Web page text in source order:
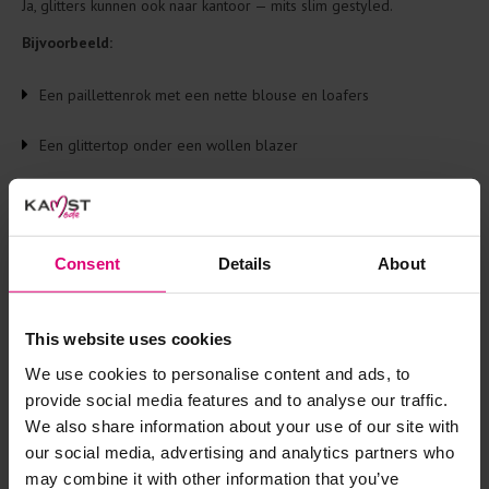
Consent Details About
This website uses cookies
We use cookies to personalise content and ads, to
provide social media features and to analyse our traffic.
We also share information about your use of our site with
our social media, advertising and analytics partners who
may combine it with other information that you’ve
Ja, glitters kunnen ook naar kantoor — mits slim gestyled.
Bijvoorbeeld:
Een paillettenrok met een nette blouse en loafers
Een glittertop onder een wollen blazer
Een subtiele glittertrui met pantalon
Het resultaat?Professioneel met een sprankje persoonlijkheid
✨ Glitters door het jaar heen,
helemaal Kamst Mode
Bij Kamst Mode houden we van fashion die jeblij maakt,
meerdere momenten mee kanen waarmee je jouw stijl op een
leuke, overtreffende manier kunt laten zien.